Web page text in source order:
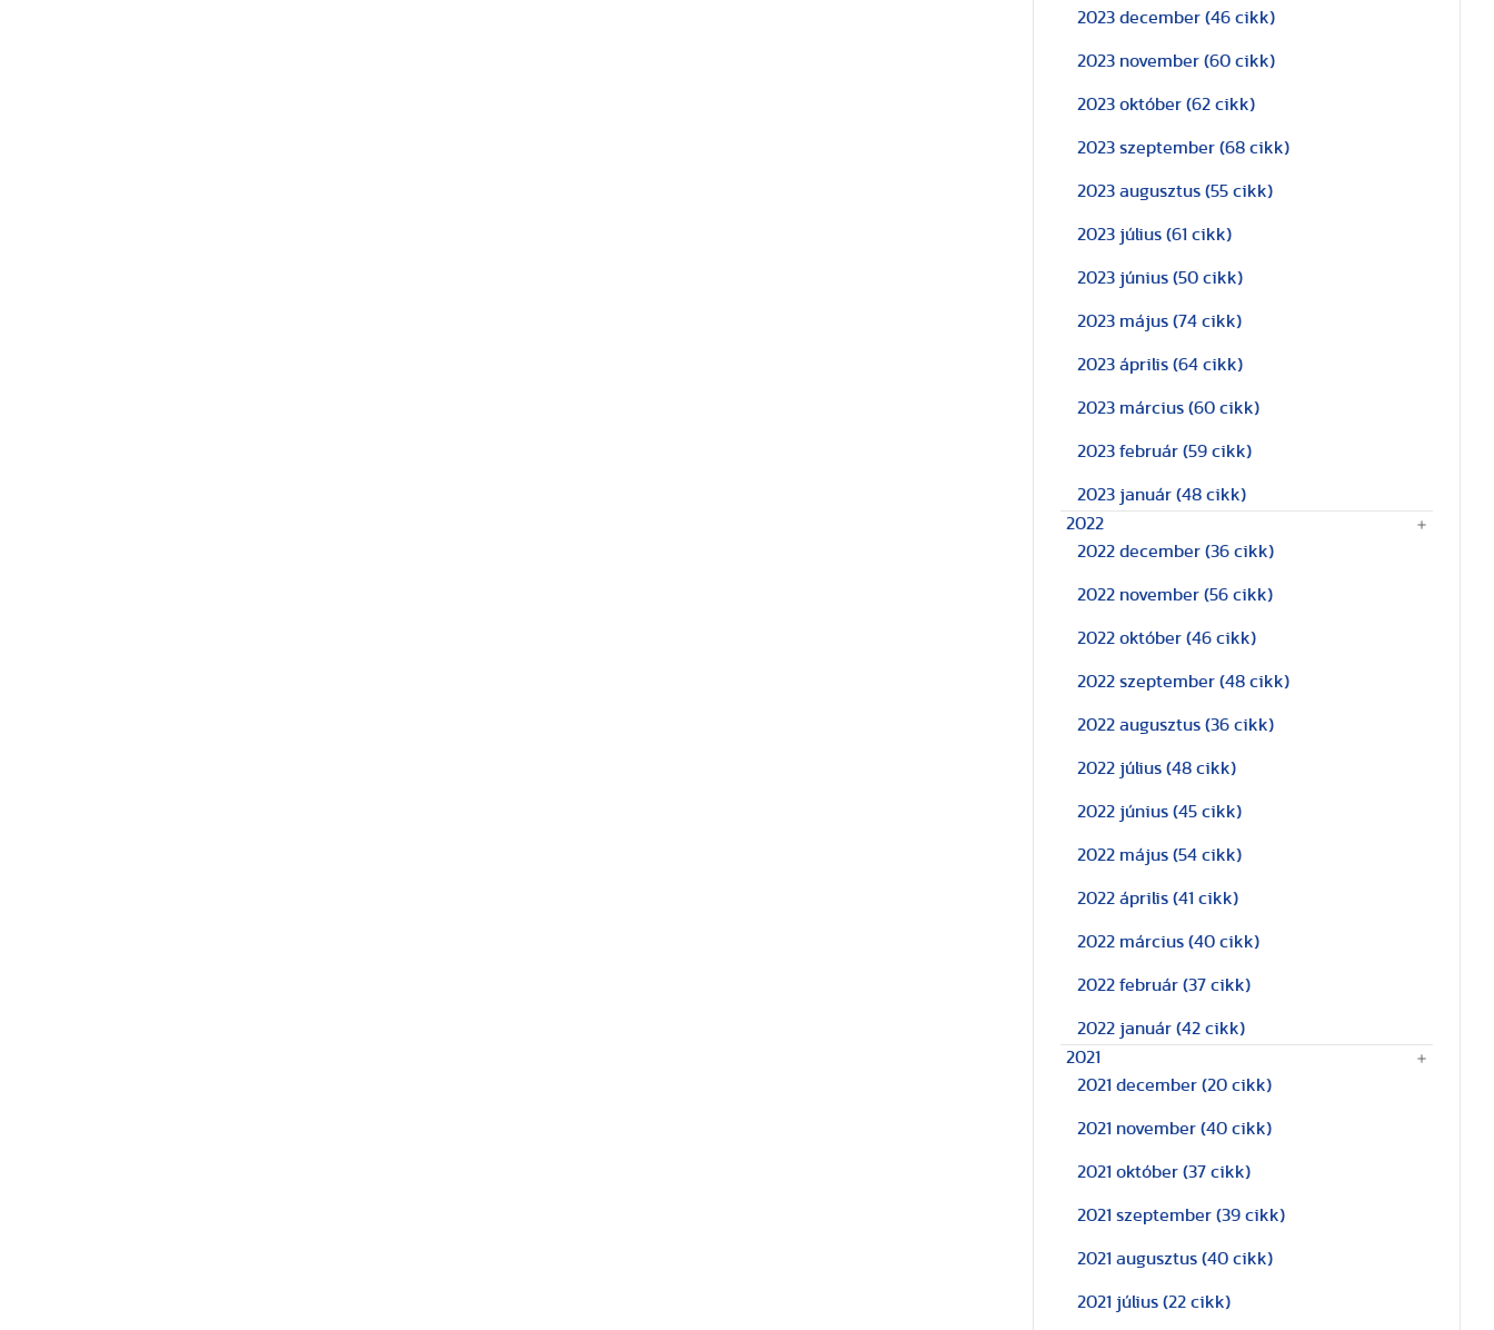
2023 december (46 cikk)
2023 november (60 cikk)
2023 október (62 cikk)
2023 szeptember (68 cikk)
2023 augusztus (55 cikk)
2023 július (61 cikk)
2023 június (50 cikk)
2023 május (74 cikk)
2023 április (64 cikk)
2023 március (60 cikk)
2023 február (59 cikk)
2023 január (48 cikk)
2022
2022 december (36 cikk)
2022 november (56 cikk)
2022 október (46 cikk)
2022 szeptember (48 cikk)
2022 augusztus (36 cikk)
2022 július (48 cikk)
2022 június (45 cikk)
2022 május (54 cikk)
2022 április (41 cikk)
2022 március (40 cikk)
2022 február (37 cikk)
2022 január (42 cikk)
2021
2021 december (20 cikk)
2021 november (40 cikk)
2021 október (37 cikk)
2021 szeptember (39 cikk)
2021 augusztus (40 cikk)
2021 július (22 cikk)